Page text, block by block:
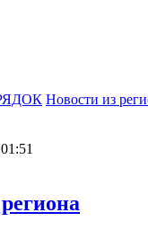
Новости из